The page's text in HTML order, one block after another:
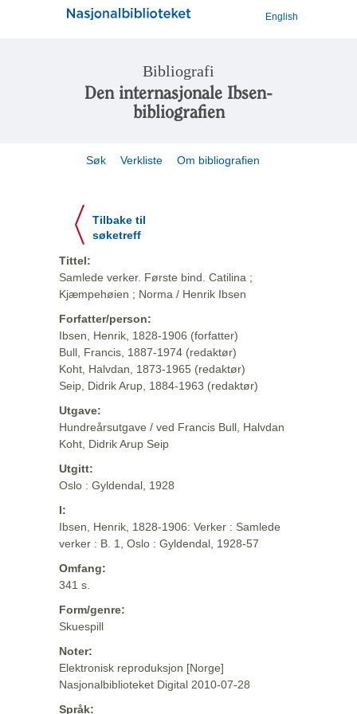
English
Bibliografi
Den internasjonale Ibsen-
bibliografien
Søk Verkliste Om bibliografien
Tilbake til
søketreff
Tittel:
Samlede verker. Første bind. Catilina ;
Kjæmpehøien ; Norma / Henrik Ibsen
Forfatter/person:
Ibsen, Henrik, 1828-1906 (forfatter)
Bull, Francis, 1887-1974 (redaktør)
Koht, Halvdan, 1873-1965 (redaktør)
Seip, Didrik Arup, 1884-1963 (redaktør)
Utgave:
Hundreårsutgave / ved Francis Bull, Halvdan
Koht, Didrik Arup Seip
Utgitt:
Oslo : Gyldendal, 1928
I:
Ibsen, Henrik, 1828-1906: Verker : Samlede
verker : B. 1, Oslo : Gyldendal, 1928-57
Omfang:
341 s.
Form/genre:
Skuespill
Noter:
Elektronisk reproduksjon [Norge]
Nasjonalbiblioteket Digital 2010-07-28
Språk: